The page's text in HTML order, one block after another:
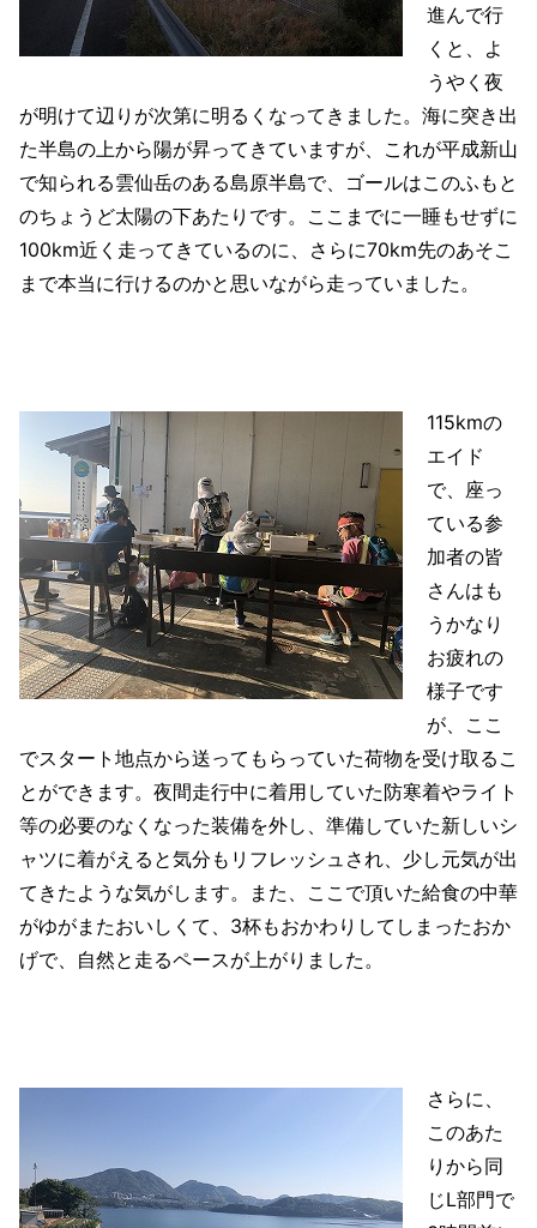
進んで行
くと、よ
うやく夜
が明けて辺りが次第に明るくなってきました。海に突き出
た半島の上から陽が昇ってきていますが、これが平成新山
で知られる雲仙岳のある島原半島で、ゴールはこのふもと
のちょうど太陽の下あたりです。ここまでに一睡もせずに
100km近く走ってきているのに、さらに70km先のあそこ
まで本当に行けるのかと思いながら走っていました。
115kmの
エイド
で、座っ
ている参
加者の皆
さんはも
うかなり
お疲れの
様子です
が、ここ
でスタート地点から送ってもらっていた荷物を受け取るこ
とができます。夜間走行中に着用していた防寒着やライト
等の必要のなくなった装備を外し、準備していた新しいシ
ャツに着がえると気分もリフレッシュされ、少し元気が出
てきたような気がします。また、ここで頂いた給食の中華
がゆがまたおいしくて、3杯もおかわりしてしまったおか
げで、自然と走るペースが上がりました。
さらに、
このあた
りから同
じL部門で